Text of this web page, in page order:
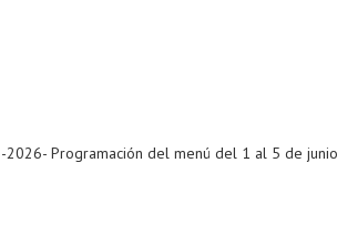
2026- Programación del menú del 1 al 5 de junio